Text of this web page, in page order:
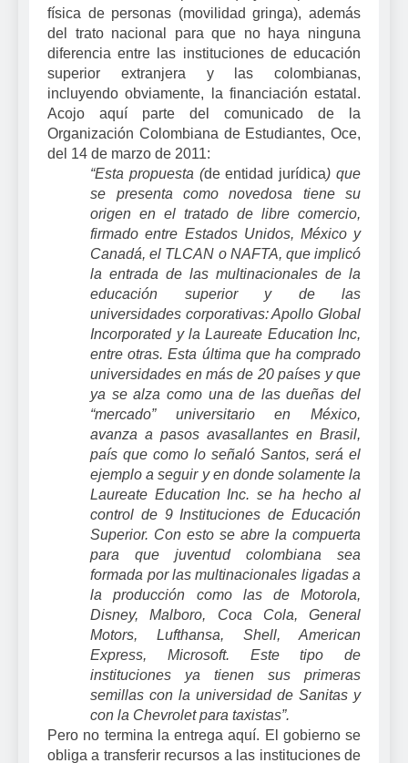
física de personas (movilidad gringa), además
del trato nacional para que no haya ninguna
diferencia entre las instituciones de educación
superior extranjera y las colombianas,
incluyendo obviamente, la financiación estatal.
Acojo aquí parte del comunicado de
la
Organización Colombiana de Estudiantes, Oce,
del 14 de marzo de 2011:
“Esta propuesta (de entidad jurídica) que
se presenta como novedosa tiene su
origen en el tratado de libre comercio,
firmado entre Estados Unidos, México y
Canadá, el TLCAN o NAFTA, que implicó
la entrada de las multinacionales de la
educación superior y de las
universidades corporativas: Apollo Global
Incorporated y la Laureate EducationInc,
entre otras. Esta última que ha comprado
universidades en más de 20 países y que
ya se alza como una de las dueñas del
“mercado” universitario en México,
avanza a pasos avasallantes en Brasil,
país que como lo señaló Santos, será el
ejemplo a seguir y en donde solamente la
Laureate EducationInc. se ha hecho al
control de 9 Instituciones de Educación
Superior. Con esto se abre la compuerta
para que juventud colombiana sea
formada por las multinacionales ligadas a
la producción como las de Motorola,
Disney, Malboro, Coca Cola, General
Motors, Lufthansa, Shell, American
Express, Microsoft. Este tipo de
instituciones ya tienen sus primeras
semillas con la universidad de Sanitas y
conla Chevroletpara taxistas”.
Pero no termina la entrega aquí. El gobierno se
obliga a transferir recursos a las instituciones de